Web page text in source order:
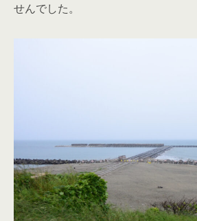
せんでした。